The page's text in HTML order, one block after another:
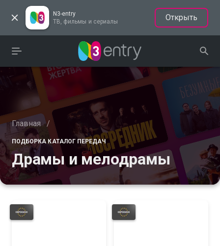
N3-entry
ТВ, фильмы и сериалы
Открыть
Главная /
ПОДБОРКА КАТАЛОГ ПЕРЕДАЧ
Драмы и мелодрамы